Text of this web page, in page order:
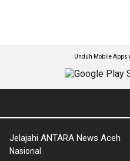
Unduh Mobile Apps
Jelajahi ANTARA News Aceh
Nasional